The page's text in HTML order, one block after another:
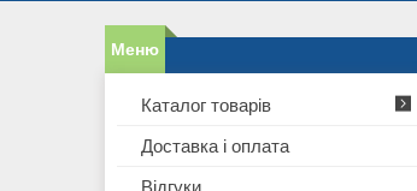
Каталог товарів
Доставка і оплата
Відгуки